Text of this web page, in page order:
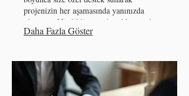
projenizin her aşamasında yanınızda
oluyoruz. Nitelikli sonuçlar elde etmek
için en iyi yaklaşımları belirliyoruz.
Daha Fazla Göster